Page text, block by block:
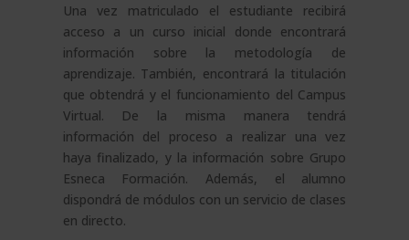
Una vez matriculado el estudiante recibirá
acceso a un curso inicial donde encontrará
información sobre la metodología de
aprendizaje. También, encontrará la titulación
que obtendrá y el funcionamiento del Campus
Virtual. De la misma manera tendrá
información del proceso a realizar una vez
haya finalizado, y la información sobre Grupo
Esneca Formación. Además, el alumno
dispondrá de módulos con un servicio de clases
en directo.